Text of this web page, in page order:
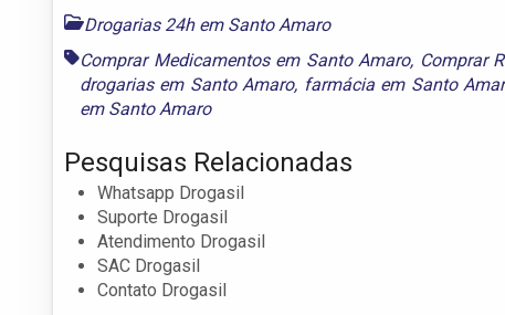
Drogarias 24h em Santo Amaro
Comprar Medicamentos em Santo Amaro, Comprar
drogarias em Santo Amaro, farmácia em Santo
em Santo Amaro
Pesquisas Relacionadas
Whatsapp Drogasil
Suporte Drogasil
Atendimento Drogasil
SAC Drogasil
Contato Drogasil